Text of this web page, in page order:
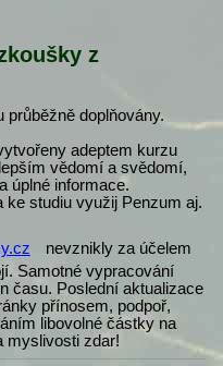
z
průběžně doplňovány.
adeptem kurzu
vědomí a svědomí,
úplné informace.
ke studiu využij Penzum aj.
nevznikly za účelem
Samotné vypracování
času. Poslední aktualizace
přínosem, podpoř,
libovolné částky na
myslivosti zdar!